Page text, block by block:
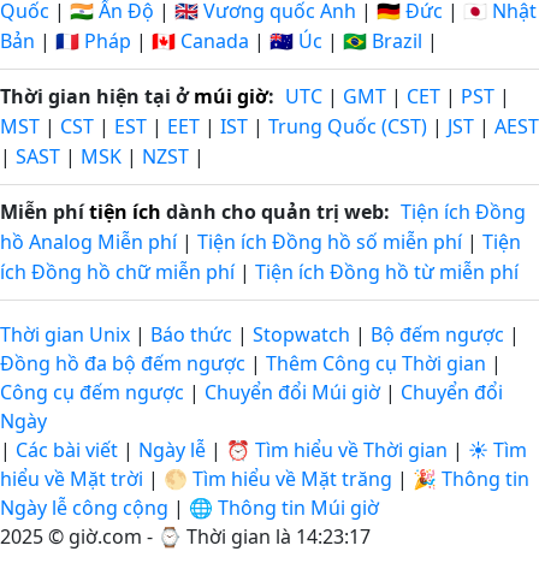
Quốc | 🇮🇳 Ấn Độ | 🇬🇧 Vương quốc Anh | 🇩🇪 Đức | 🇯🇵 Nhật
Bản | 🇫🇷 Pháp | 🇨🇦 Canada | 🇦🇺 Úc | 🇧🇷 Brazil |
Thời gian hiện tại ởmúi giờ: UTC | GMT | CET | PST |
MST | CST | EST | EET | IST | Trung Quốc (CST) | JST | AEST
| SAST | MSK | NZST |
Miễn phítiện ích dành cho quản trị web: Tiện ích Đồng
hồ Analog Miễn phí| Tiện ích Đồng hồ số miễn phí| Tiện
ích Đồng hồ chữ miễn phí| Tiện ích Đồng hồ từ miễn phí
Thời gian Unix | Báo thức | Stopwatch | Bộ đếm ngược |
Đồng hồ đa bộ đếm ngược | Thêm Công cụ Thời gian |
Công cụ đếm ngược | Chuyển đổi Múi giờ | Chuyển đổi
Ngày
| Các bài viết | Ngày lễ | ⏰ Tìm hiểu về Thời gian | ☀️ Tìm
hiểu về Mặt trời | 🌕 Tìm hiểu về Mặt trăng | 🎉 Thông tin
Ngày lễ công cộng | 🌐 Thông tin Múi giờ
2025 © giờ.com - ⌚ Thời gian là 14:23:18